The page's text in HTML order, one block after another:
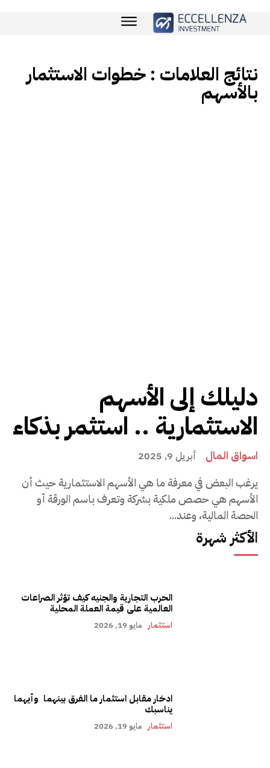
نتائج العلامات : خطوات الاستثمار
بالأسهم
دليلك إلى الأسهم
الاستثمارية .. استثمر بذكاء
اسواق المال أبريل 9, 2025
يرغب البعض في معرفة ما هي الأسهم الاستثمارية حيث أن
الأسهم هي حصص ملكية بشركة وتعرف باسم الورقة أو
الحصة المالية، وعند...
الأكثر شهرة
الحرب التجارية والجنيه كيف تؤثر الصراعات
العالمية على قيمة العملة المحلية
استثمار مايو 19, 2026
ادخار مقابل استثمار ما الفرق بينهما وأيهما
يناسبك
استثمار مايو 19, 2026